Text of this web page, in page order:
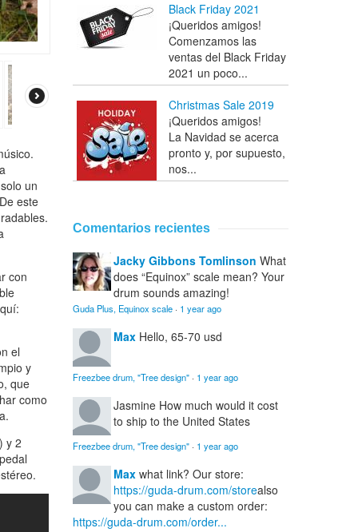
un
este
con
el
y
que
como
y 2
Black Friday 2021
¡Queridos amigos!
Comenzamos las
ventas del Black Friday
2021 un poco...
Christmas Sale 2019
¡Queridos amigos!
La Navidad se acerca
pronto y, por supuesto,
nos...
Comentarios recientes
Jacky Gibbons Tomlinson What
does “Equinox” scale mean? Your
drum sounds amazing!
Guda Plus, Equinox scale · 1 year ago
Max Hello, 65-70 usd
Freezbee drum, "Tree design" · 1 year ago
Jasmine How much would it cost
to ship to the United States
Freezbee drum, "Tree design" · 1 year ago
Max what link? Our store:
https://guda-drum.com/storealso
you can make a custom order:
https://guda-drum.com/order...